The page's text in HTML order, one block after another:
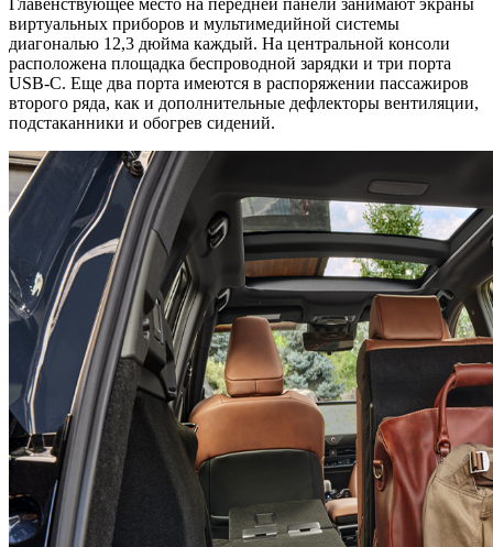
виртуальных приборов и мультимедийной системы
диагональю 12,3 дюйма каждый. На центральной консоли
расположена площадка беспроводной зарядки и три порта
USB-C. Еще два порта имеются в распоряжении пассажиров
второго ряда, как и дополнительные дефлекторы вентиляции,
подстаканники и обогрев сидений.